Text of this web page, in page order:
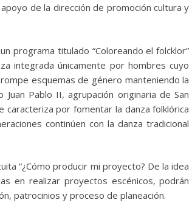
de la dirección de promoción cultura y
programa titulado “Coloreando el folcklor”
integrada únicamente por hombres cuyo
esquemas de género manteniendo la
Pablo II, agrupación originaria de San
por fomentar la danza folklórica
continúen con la danza tradicional
“¿Cómo producir mi proyecto? De la idea
en realizar proyectos escénicos, podrán
patrocinios y proceso de planeación.